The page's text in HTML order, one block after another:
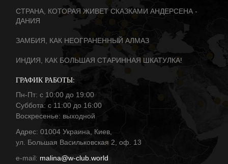
СТРАНА, КОТОРАЯ ЖИВЕТ СКАЗКАМИ АНДЕРСЕНА -
ДАНИЯ
ЗАМБИЯ, КАК НЕОГРАНЕННЫЙ АЛМАЗ
ИНДИЯ, КАК БОЛЬШАЯ СТАРИННАЯ ШКАТУЛКА!
ГРАФИК РАБОТЫ:
Пн-Пт: с 10:00 до 19:00
Суббота: с 11:00 до 16:00
Воскресенье: выходной
Адрес: 01004 Украина, Киев,
ул. Большая Васильковская 2, оф. 13
е-mail: malina@w-club.world